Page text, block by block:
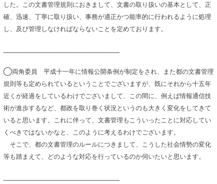
した。この文書管理規則におきまして、文書の取り扱いの基本として、正
確、迅速、丁寧に取り扱い、事務が適正かつ能率的に行われるように処理
し、及び管理しなければならないことを定めております。
◯両角委員 平成十一年に情報公開条例が制定をされ、また都の文書管理
規則等も定められているということでございますが、既にそれから十五年
近くが経過をしているわけでございまして、この間に、例えば情報通信技
術が進歩するなど、都政を取り巻く状況というのも大きく変化をしてきて
いると思います。これに伴って、文書管理もこういったことに対応してい
くべきではないかなと、このように考えるわけでございます。
そこで、都の文書管理のルールにつきまして、こうした社会情勢の変化
等も踏まえて、どのような対応を行っているのか伺いたいと思います。